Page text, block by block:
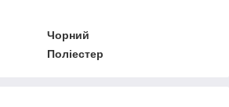
Чорний
Поліестер